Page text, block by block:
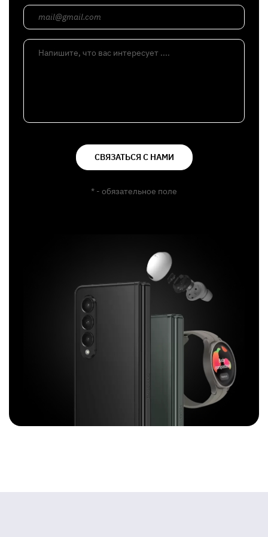
mail@gmail.com
Напишите, что вас интересует ....
СВЯЗАТЬСЯ С НАМИ
* - обязательное поле